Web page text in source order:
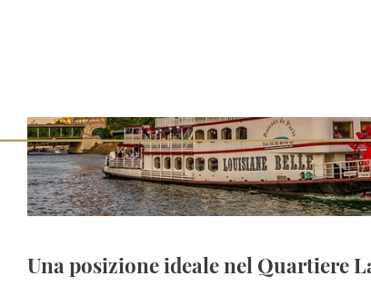
Una posizione ideale nel Quartiere